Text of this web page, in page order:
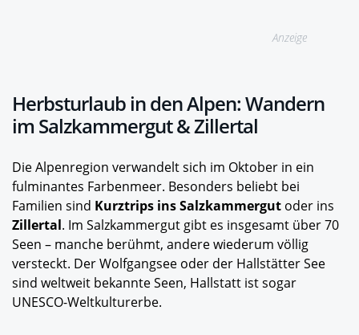
Anzeige
Herbsturlaub in den Alpen: Wandern
im Salzkammergut & Zillertal
Die Alpenregion verwandelt sich im Oktober in ein
fulminantes Farbenmeer. Besonders beliebt bei
Familien sind Kurztrips ins Salzkammergut oder ins
Zillertal. Im Salzkammergut gibt es insgesamt über 70
Seen – manche berühmt, andere wiederum völlig
versteckt. Der Wolfgangsee oder der Hallstätter See
sind weltweit bekannte Seen, Hallstatt ist sogar
UNESCO-Weltkulturerbe.